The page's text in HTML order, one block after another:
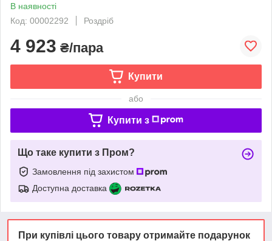
В наявності
Код: 00002292
Роздріб
4 923 ₴/пара
Купити
або
Купити з
Що таке купити з Пром?
Замовлення під захистом
Доступна доставка
При купівлі цього товару отримайте подарунок